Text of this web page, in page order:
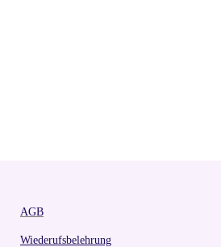
AGB
Wiederufsbelehrung